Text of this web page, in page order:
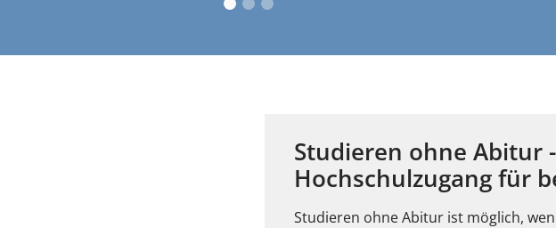
Studieren ohne Abitur
Hochschulzugang für
Studieren ohne Abitur ist möglich,